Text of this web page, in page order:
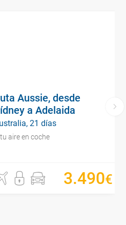
Aussie, desde
a Adelaida
21 días
aire en coche
3.490€